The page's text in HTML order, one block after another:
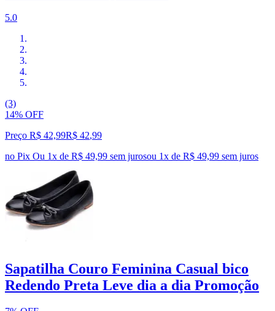
5.0
(3)
14% OFF
Preço R$ 42,99R$ 42,99
no Pix Ou 1x de R$ 49,99 sem jurosou 1x de R$ 49,99 sem juros
Sapatilha Couro Feminina Casual bico
Redendo Preta Leve dia a dia Promoção